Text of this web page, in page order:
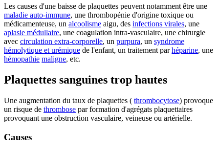
Les causes d'une baisse de plaquettes peuvent notamment être une
maladie auto-immune, une thrombopénie d'origine toxique ou
médicamenteuse, un alcoolisme aigu, des infections virales, une
aplasie médullaire, une coagulation intra-vasculaire, une chirurgie
avec circulation extra-corporelle, un purpura, un syndrome
hémolytique et urémique de l'enfant, un traitement parhéparine, une
hémopathie maligne, etc.
Plaquettes sanguines trop hautes
Une augmentation du taux de plaquettes ( thrombocytose) provoque
un risque de thrombose par formation d'agrégats plaquettaires
provoquant une obstruction vasculaire, veineuse ou artérielle.
Causes